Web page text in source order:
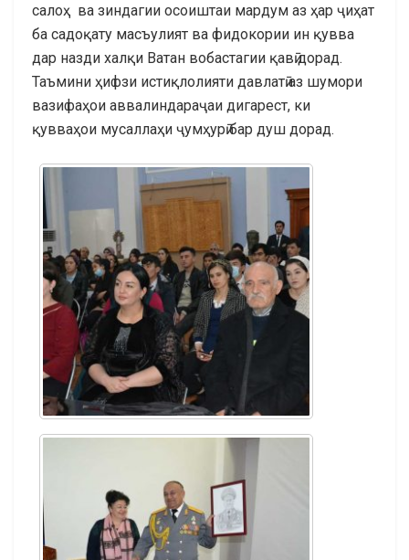
салоҳ ва зиндагии осоиштаи мардум аз ҳар ҷиҳат
ба садоқату масъулият ва фидокории ин қувва
дар назди халқи Ватан вобастагии қавӣ дорад.
Таъмини ҳифзи истиқлолияти давлатӣ аз шумори
вазифаҳои аввалиндараҷаи дигарест, ки
қувваҳои мусаллаҳи ҷумҳурӣ бар душ дорад.